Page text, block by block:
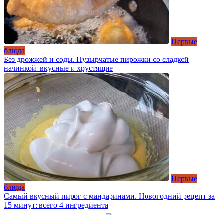
Первые
блюда
Без дрожжей и соды. Пузырчатые пирожки со сладкой
начинкой: вкусные и хрустящие
Первые
блюда
Самый вкусный пирог с мандаринами. Новогодний рецепт за
15 минут: всего 4 ингредиента